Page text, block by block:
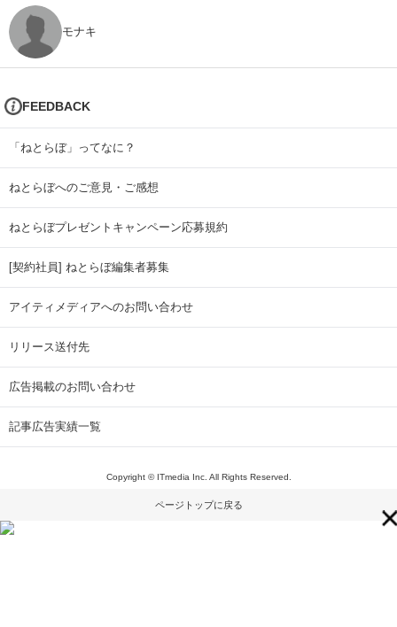
モナキ
FEEDBACK
「ねとらぼ」ってなに？
ねとらぼへのご意見・ご感想
ねとらぼプレゼントキャンペーン応募規約
[契約社員] ねとらぼ編集者募集
アイティメディアへのお問い合わせ
リリース送付先
広告掲載のお問い合わせ
記事広告実績一覧
Copyright © ITmedia Inc. All Rights Reserved.
ページトップに戻る